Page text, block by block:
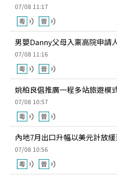
07/08 11:17
男嬰Danny父母入稟高院申請
07/08 11:16
姚柏良倡推廣一程多站旅遊模
07/08 10:57
內地7月出口升幅以美元計放緩
07/08 10:56